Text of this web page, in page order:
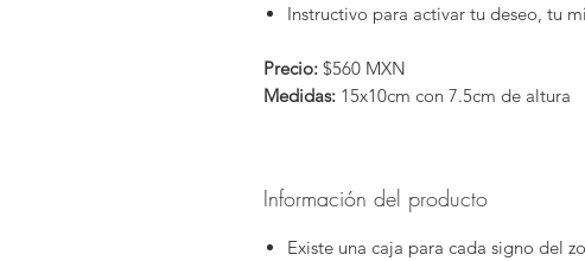
Instructivo para activar tu deseo, tu
Precio: $560 MXN
Medidas: 15x10cm con 7.5cm de altura
Información del producto
Existe una caja para cada signo del